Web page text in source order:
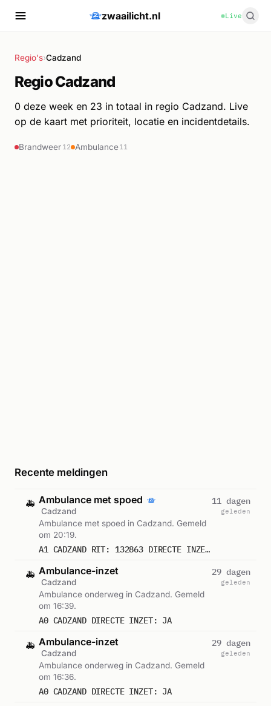
zwaailicht.nl Live
Regio's›Cadzand
Regio Cadzand
0 deze week en 23 in totaal in regio Cadzand. Live
op de kaart met prioriteit, locatie en incidentdetails.
Brandweer 12 Ambulance11
Recente meldingen
🚑 Ambulance met spoed
Cadzand
Ambulance met spoed in Cadzand. Gemeld
om 20:19.
A1 CADZAND RIT: 132863 DIRECTE INZET: JA
11 dagen
geleden
🚑 Ambulance-inzet
Cadzand
Ambulance onderweg in Cadzand. Gemeld
om 16:39.
A0 CADZAND DIRECTE INZET: JA
29 dagen
geleden
🚑 Ambulance-inzet
Cadzand
Ambulance onderweg in Cadzand. Gemeld
om 16:36.
A0 CADZAND DIRECTE INZET: JA
29 dagen
geleden